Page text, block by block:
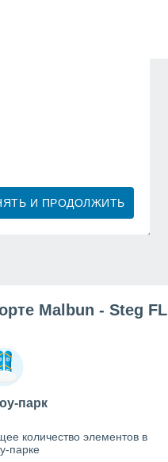
И ПРОДОЛЖИТЬ
Malbun - Steg FL
парк
количество элементов в
парке